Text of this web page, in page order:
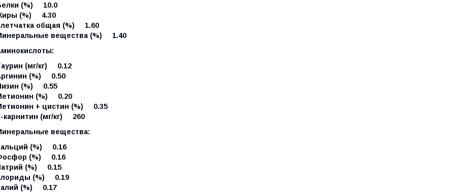
(%) 10.0
(%) 4.30
общая (%) 1.60
вещества (%) 1.40
(мг/кг) 0.12
(%) 0.50
(%) 0.55
(%) 0.20
+ цистин (%) 0.35
карнитин (мг/кг) 260
вещества:
(%) 0.16
(%) 0.16
(%) 0.15
(%) 0.19
(%) 0.17